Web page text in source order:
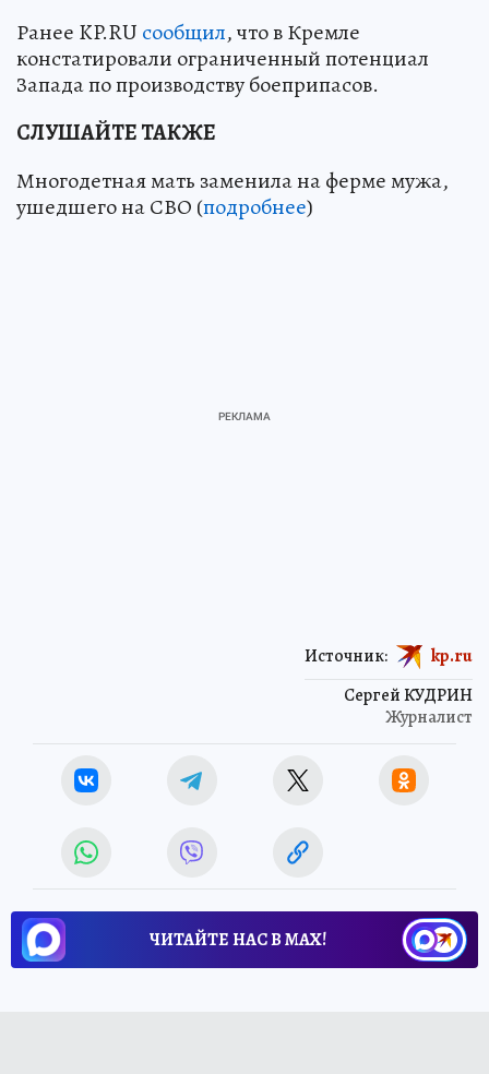
Ранее KP.RU сообщил, что в Кремле
констатировали ограниченный потенциал
Запада по производству боеприпасов.
СЛУШАЙТЕ ТАКЖЕ
Многодетная мать заменила на ферме мужа,
ушедшего на СВО (подробнее)
Сергей КУДРИН
Журналист
Источник: kp.ru
ЧИТАЙТЕ НАС В МАХ!